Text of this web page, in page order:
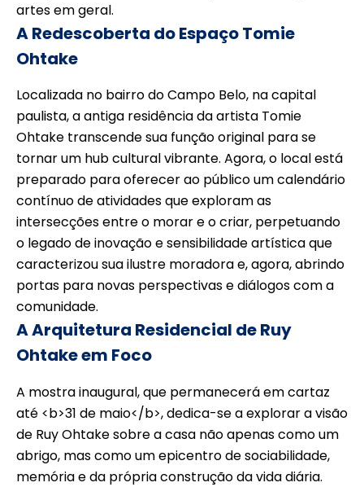
artes em geral.
A Redescoberta do Espaço Tomie
Ohtake
Localizada no bairro do Campo Belo, na capital
paulista, a antiga residência da artista Tomie
Ohtake transcende sua função original para se
tornar um hub cultural vibrante. Agora, o local está
preparado para oferecer ao público um calendário
contínuo de atividades que exploram as
intersecções entre o morar e o criar, perpetuando
o legado de inovação e sensibilidade artística que
caracterizou sua ilustre moradora e, agora, abrindo
portas para novas perspectivas e diálogos com a
comunidade.
A Arquitetura Residencial de Ruy
Ohtake em Foco
A mostra inaugural, que permanecerá em cartaz
até <b>31 de maio</b>, dedica-se a explorar a visão
de Ruy Ohtake sobre a casa não apenas como um
abrigo, mas como um epicentro de sociabilidade,
memória e da própria construção da vida diária.